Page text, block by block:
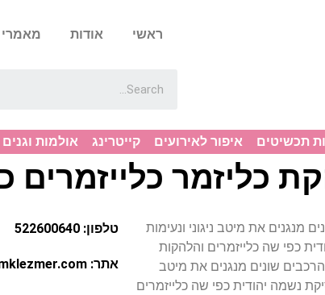
ראשי אודות מאמרי
תכשיטים איפור לאירועים קייטרינג אולמות וגנים
כליזמר כלייזמרים
שונים מנגנים את מיטב ניגוני ונעימות
כפי שה כלייזמרים והלהקות
שונים מנגנים את מיטב
נשמה יהודית כפי שה כלייזמרים
טלפון: 522600640
אתר: http://www.jerusalemklezmer.com